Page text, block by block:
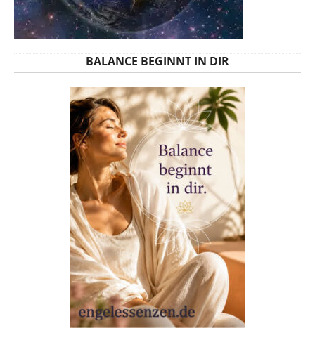
BALANCE BEGINNT IN DIR